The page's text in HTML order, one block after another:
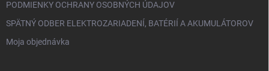
PODMIENKY OCHRANY OSOBNÝCH ÚDAJOV
SPÄTNÝ ODBER ELEKTROZARIADENÍ, BATÉRIÍ A AKUMULÁTOROV
Moja objednávka